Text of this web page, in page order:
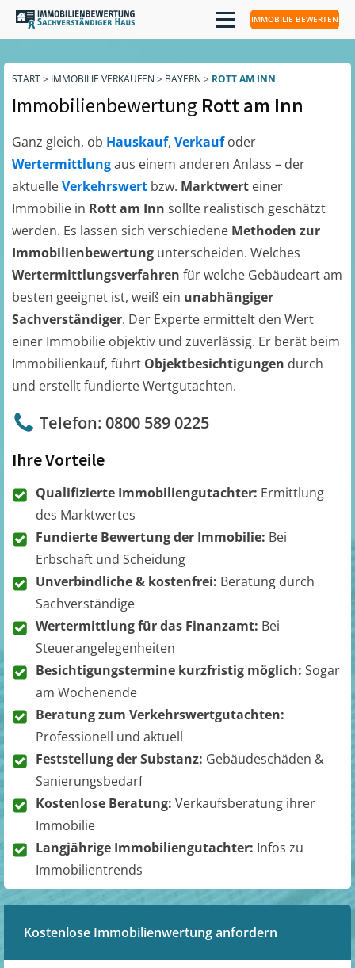
IMMOBILIE BEWERTEN
START> IMMOBILIE VERKAUFEN > BAYERN > ROTT AM INN
Immobilienbewertung Rott am Inn
Ganz gleich, ob Hauskauf, Verkaufoder
Wertermittlungaus einem anderen Anlass – der
aktuelleVerkehrswert bzw. Marktwert einer
Immobilie in Rott am Inn sollte realistisch geschätzt
werden. Es lassen sich verschiedene Methoden zur
Immobilienbewertung unterscheiden. Welches
Wertermittlungsverfahren für welche Gebäudeart am
besten geeignet ist, weiß ein unabhängiger
Sachverständiger. Der Experte ermittelt den Wert
einer Immobilie objektiv und zuverlässig. Er berät beim
Immobilienkauf, führt Objektbesichtigungen durch
und erstellt fundierte Wertgutachten.
Telefon: 0800 589 0225
Ihre Vorteile
Qualifizierte Immobiliengutachter: Ermittlung
des Marktwertes
Fundierte Bewertung der Immobilie: Bei
Erbschaft und Scheidung
Unverbindliche & kostenfrei: Beratung durch
Sachverständige
Wertermittlung für das Finanzamt: Bei
Steuerangelegenheiten
Besichtigungstermine kurzfristig möglich: Sogar
am Wochenende
Beratung zum Verkehrswertgutachten:
Professionell und aktuell
Feststellung der Substanz: Gebäudeschäden &
Sanierungsbedarf
Kostenlose Beratung: Verkaufsberatung ihrer
Immobilie
Langjährige Immobiliengutachter: Infos zu
Immobilientrends
Kostenlose Immobilienwertung anfordern